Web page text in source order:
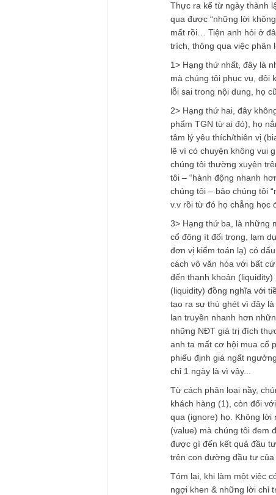
hiểu biết của mình
Việc tham gia
REPLY
TGN_S.A.F.E
09/12/2019 at 8:00 PM
Vâng cám ơn câu
đã ủng hộ chúng
Thực ra kể từ ngày
qua được “những
mất rồi… Tiện anh
trích, thông qua
1> Hạng thứ nhất,
mà chúng tôi phục
lỗi sai trong nội
2> Hạng thứ hai,
phẩm TGN từ ai
tâm lý yêu thích/
lẽ vì có chuyện
chúng tôi thường
tôi – “hành động
chúng tôi – bảo
v.v rồi từ đó họ
3> Hạng thứ ba, là
cổ đông ít đối
đơn vị kiểm toán
cách vô văn hóa
đến thanh khoản
(liquidity) đồng
tạo ra sự thù ghét